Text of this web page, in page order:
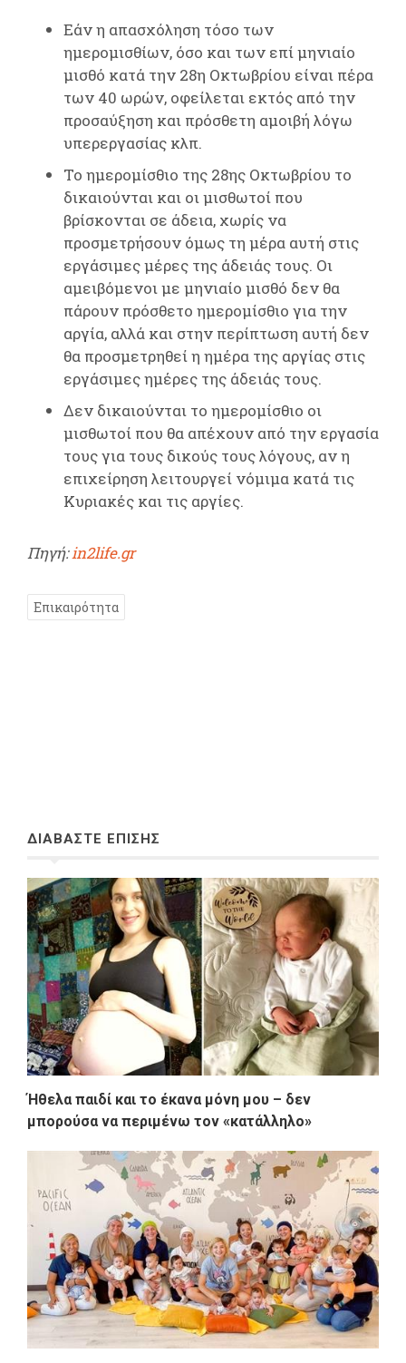
Εάν η απασχόληση τόσο των
ημερομισθίων, όσο και των επί μηνιαίο
μισθό κατά την 28η Οκτωβρίου είναι πέρα
των 40 ωρών, οφείλεται εκτός από την
προσαύξηση και πρόσθετη αμοιβή λόγω
υπερεργασίας κλπ.
Το ημερομίσθιο της 28ης Οκτωβρίου το
δικαιούνται και οι μισθωτοί που
βρίσκονται σε άδεια, χωρίς να
προσμετρήσουν όμως τη μέρα αυτή στις
εργάσιμες μέρες της άδειάς τους. Οι
αμειβόμενοι με μηνιαίο μισθό δεν θα
πάρουν πρόσθετο ημερομίσθιο για την
αργία, αλλά και στην περίπτωση αυτή δεν
θα προσμετρηθεί η ημέρα της αργίας στις
εργάσιμες ημέρες της άδειάς τους.
Δεν δικαιούνται το ημερομίσθιο οι
μισθωτοί που θα απέχουν από την εργασία
τους για τους δικούς τους λόγους, αν η
επιχείρηση λειτουργεί νόμιμα κατά τις
Κυριακές και τις αργίες.
Πηγή:in2life.gr
Επικαιρότητα
ΔΙΑΒΑΣΤΕ ΕΠΙΣΗΣ
Ήθελα παιδί και το έκανα μόνη μου – δεν
μπορούσα να περιμένω τον «κατάλληλο»